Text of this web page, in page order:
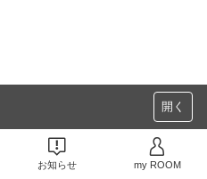
開く
お知らせ my ROOM